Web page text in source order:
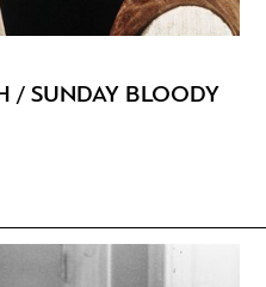
SUNDAY BLOODY